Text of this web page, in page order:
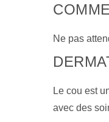
Ne pas
Le cou est
avec des